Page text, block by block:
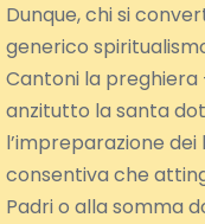
Dunque, chi si
generico
Cantoni la preghiera
anzitutto la santa
l’impreparazione dei
consentiva che
Padri o alla somma